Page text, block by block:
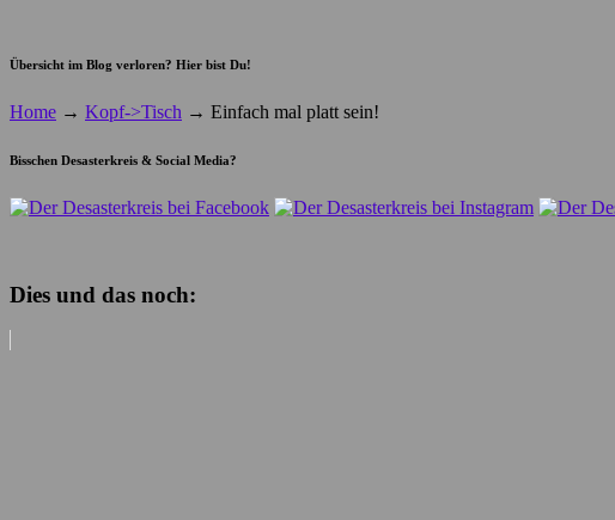
Übersicht im Blog verloren? Hier bist Du!
Home → Kopf->Tisch → Einfach mal platt sein!
Bisschen Desasterkreis & Social Media?
Dies und das noch: